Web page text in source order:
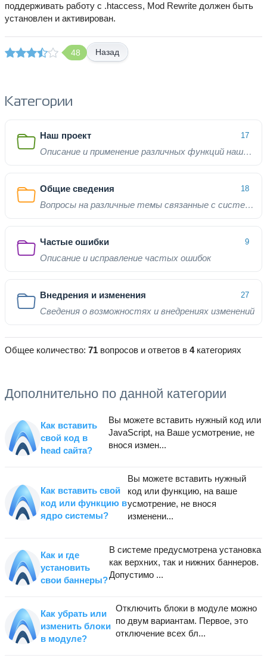
поддерживать работу с .htaccess, Mod Rewrite должен быть
установлен и активирован.
48 Назад
Категории
Наш проект 17
Описание и применение различных функций нашего проекта
Общие сведения 18
Вопросы на различные темы связанные с системой
Частые ошибки 9
Описание и исправление частых ошибок
Внедрения и изменения 27
Сведения о возможностях и внедрениях изменений
Общее количество: 71 вопросов и ответов в 4категориях
Дополнительно по данной категории
Как вставить
свой код в
head сайта?
Вы можете вставить нужный код или
JavaScript, на Ваше усмотрение, не
внося измен...
Как вставить свой
код или функцию в
ядро системы?
Вы можете вставить нужный
код или функцию, на ваше
усмотрение, не внося
изменени...
Как и где
установить
свои баннеры?
В системе предусмотрена установка
как верхних, так и нижних баннеров.
Допустимо ...
Как убрать или
изменить блоки
в модуле?
Отключить блоки в модуле можно
по двум вариантам. Первое, это
отключение всех бл...